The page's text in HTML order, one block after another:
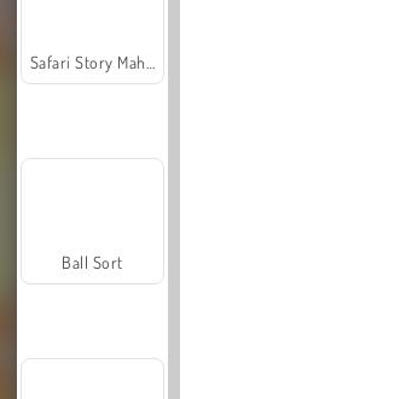
Ball Sort